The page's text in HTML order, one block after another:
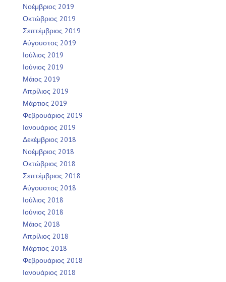
Νοέμβριος 2019
Οκτώβριος 2019
Σεπτέμβριος 2019
Αύγουστος 2019
Ιούλιος 2019
Ιούνιος 2019
Μάιος 2019
Απρίλιος 2019
Μάρτιος 2019
Φεβρουάριος 2019
Ιανουάριος 2019
Δεκέμβριος 2018
Νοέμβριος 2018
Οκτώβριος 2018
Σεπτέμβριος 2018
Αύγουστος 2018
Ιούλιος 2018
Ιούνιος 2018
Μάιος 2018
Απρίλιος 2018
Μάρτιος 2018
Φεβρουάριος 2018
Ιανουάριος 2018